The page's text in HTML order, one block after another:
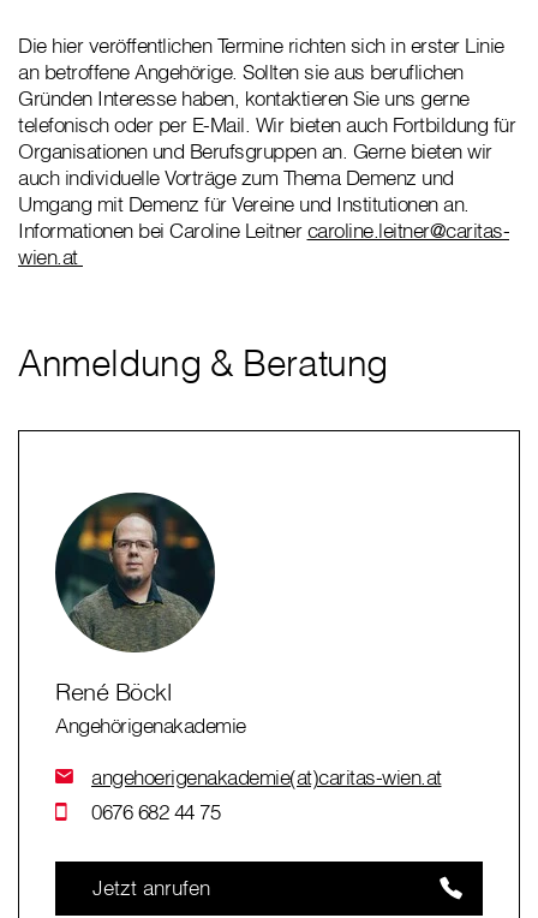
Die hier veröffentlichen Termine richten sich in erster Linie
an betroffene Angehörige. Sollten sie aus beruflichen
Gründen Interesse haben, kontaktieren Sie uns gerne
telefonisch oder per E-Mail. Wir bieten auch Fortbildung für
Organisationen und Berufsgruppen an. Gerne bieten wir
auch individuelle Vorträge zum Thema Demenz und
Umgang mit Demenz für Vereine und Institutionen an.
Informationen bei Caroline Leitnercaroline.leitner@caritas-
wien.at
Anmeldung & Beratung
René Böckl
Angehörigenakademie
angehoerigenakademie(at)caritas-wien.at
0676 682 44 75
Jetzt anrufen